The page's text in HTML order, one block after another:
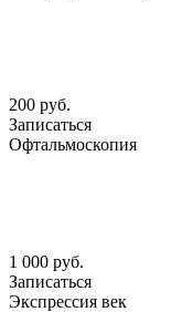
200 руб.
Записаться
1 000 руб.
Записаться
Экспрессия век